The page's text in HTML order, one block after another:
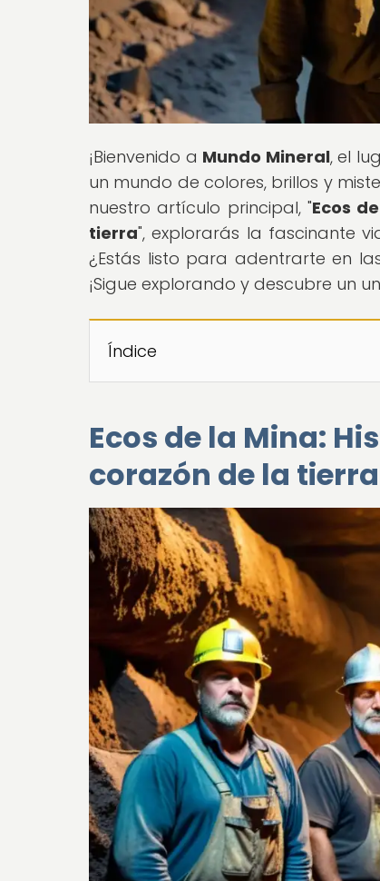
¡Bienvenido a Mundo Mineral, el
un mundo de colores, brillos y
nuestro artículo principal, "Ecos
tierra", explorarás la fascinante
¿Estás listo para adentrarte en
¡Sigue explorando y descubre un
Índice
Ecos de la Mina:
corazón de la tierra